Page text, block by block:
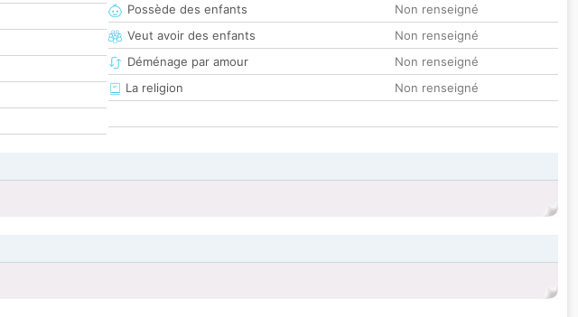
Possède des enfants
Non renseigné
Veut avoir des enfants
Non renseigné
Déménage par amour
Non renseigné
La religion
Non renseigné